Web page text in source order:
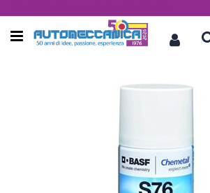
Open menu